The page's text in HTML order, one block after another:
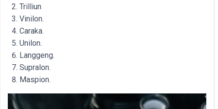
Trilliun
Vinilon.
Caraka.
Unilon.
Langgeng.
Supralon.
Maspion.